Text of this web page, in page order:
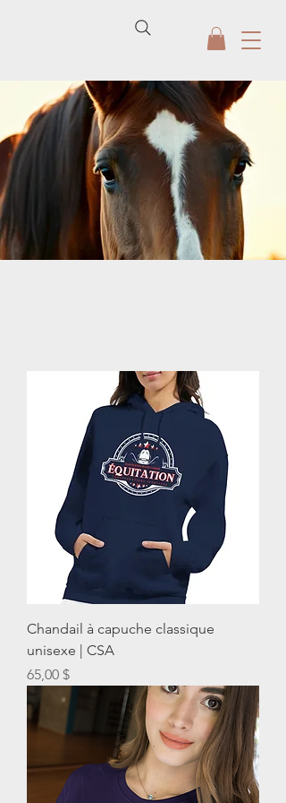
Chandail à capuche classique
unisexe | CSA
Prix
65,00 $